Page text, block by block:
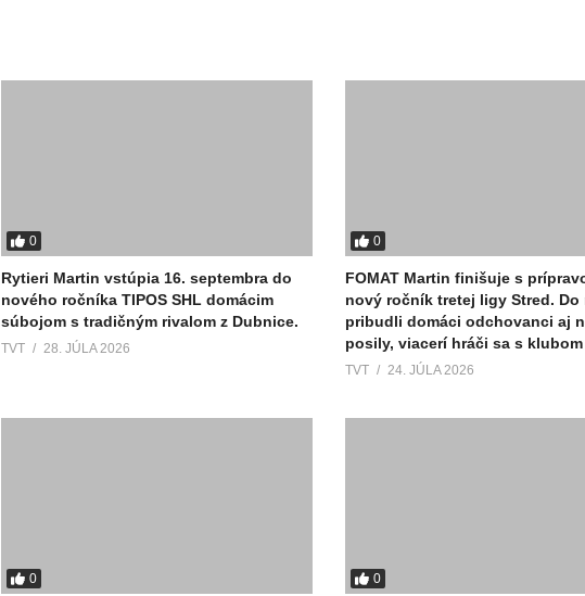
0
Rytieri Martin vstúpia 16. septembra do
nového ročníka TIPOS SHL domácim
súbojom s tradičným rivalom z Dubnice.
TVT 28. JÚLA 2026
0
FOMAT Martin finišuje s
nový ročník tretej ligy Stred. Do
pribudli domáci odchovanci aj
posily, viacerí hráči sa s
TVT 24. JÚLA 2026
0 0